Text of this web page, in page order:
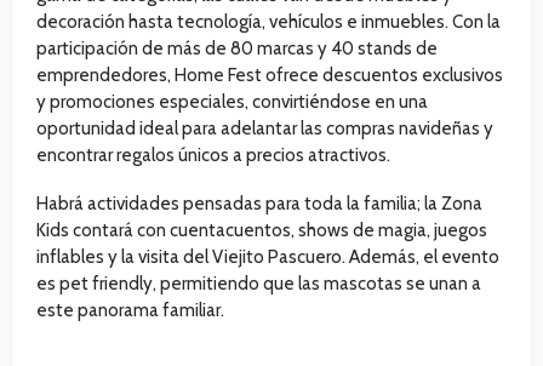
decoración hasta tecnología, vehículos e inmuebles. Con la
participación de más de 80 marcas y 40 stands de
emprendedores, Home Fest ofrece descuentos exclusivos
y promociones especiales, convirtiéndose en una
oportunidad ideal para adelantar las compras navideñas y
encontrar regalos únicos a precios atractivos.
Habrá actividades pensadas para toda la familia; la Zona
Kids contará con cuentacuentos, shows de magia, juegos
inflables y la visita del Viejito Pascuero. Además, el evento
es pet friendly, permitiendo que las mascotas se unan a
este panorama familiar.